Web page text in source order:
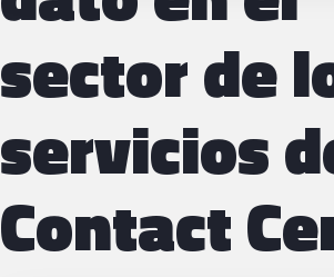
sector de
servicios
Contact